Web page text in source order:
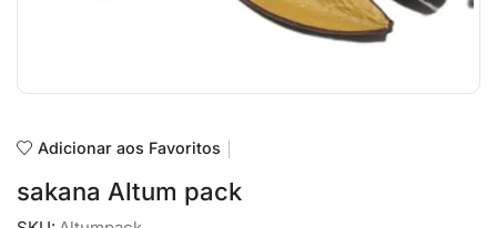
Adicionar aos Favoritos
sakana Altum pack